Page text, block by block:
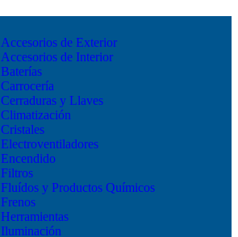
Accesorios de Exterior
Accesorios de Interior
Baterías
Carrocería
Cerraduras y Llaves
Climatización
Cristales
Electroventiladores
Encendido
Filtros
Fluídos y Productos Químicos
Frenos
Herramientas
Iluminación